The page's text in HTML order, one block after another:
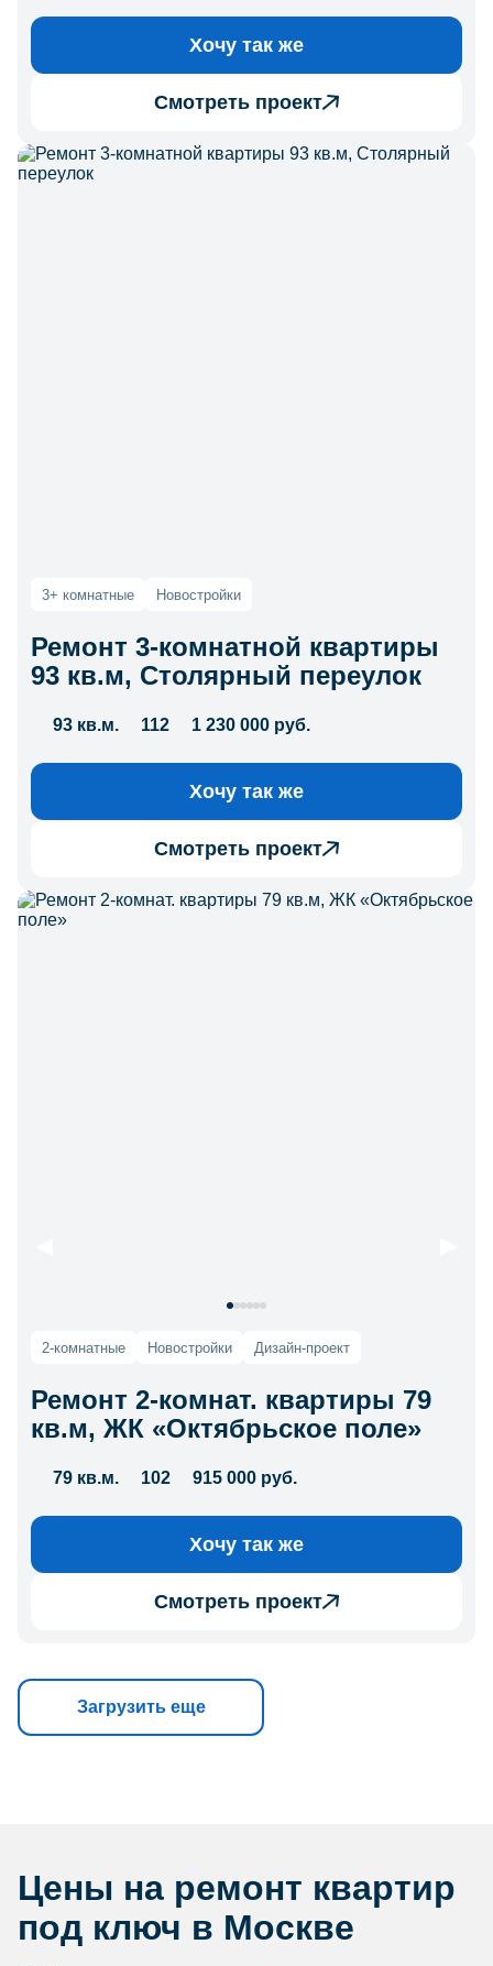
Хочу так же
Смотреть проект
3+ комнатные Новостройки
Ремонт 3-комнатной квартиры
93 кв.м, Столярный переулок
93 кв.м. 112 1 230 000 руб.
Хочу так же
Смотреть проект
2-комнатные Новостройки Дизайн-проект
Ремонт 2-комнат. квартиры 79
кв.м, ЖК «Октябрьское поле»
79 кв.м. 102 915 000 руб.
Хочу так же
Смотреть проект
Загрузить еще
Цены на ремонт квартир
под ключ в Москве